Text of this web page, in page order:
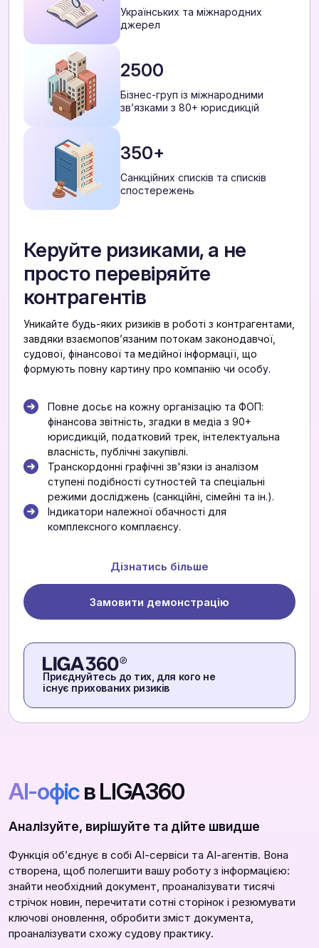
Українських та міжнародних
джерел
2500
Бізнес-груп із міжнародними
звʼязками з 80+ юрисдикцій
350+
Санкційних списків та списків
спостережень
Керуйте ризиками, а не
просто перевіряйте
контрагентів
Уникайте будь-яких ризиків в роботі з контрагентами,
завдяки взаємоповʼязаним потокам законодавчої,
судової, фінансової та медійної інформації, що
формують повну картину про компанію чи особу.
Повне досьє на кожну організацію та ФОП:
фінансова звітність, згадки в медіа з 90+
юрисдикцій, податковий трек, інтелектуальна
власність, публічні закупівлі.
Транскордонні графічні зв'язки із аналізом
ступені подібності сутностей та спеціальні
режими досліджень (санкційні, сімейні та ін.).
Індикатори належної обачності для
комплексного комплаєнсу.
Дізнатись більше
Замовити демонстрацію
Приєднуйтесь до тих, для кого не
існує прихованих ризиків
АІ-офісв LIGA360
Аналізуйте, вирішуйте та дійте швидше
Функція обʼєднує в собі АІ-сервіси та АІ-агентів. Вона
створена, щоб полегшити вашу роботу з інформацією:
знайти необхідний документ, проаналізувати тисячі
стрічок новин, перечитати сотні сторінок і резюмувати
ключові оновлення, обробити зміст документа,
проаналізувати схожу судову практику.